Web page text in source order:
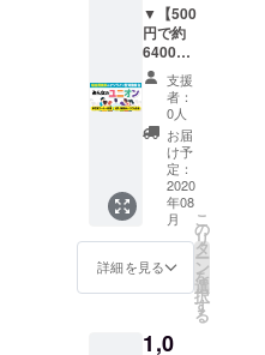
▼【500
円で約
6400人
に向け
て、あ
なたを
広報し
す！】
約6400
人の
フォロ
ワーが
いる
「みん
なのユ
ン」の
支援
者：
0人
お届
け予
定：
2020
年08
月
詳細を見る
こ
の
リ
タ
ー
ン
を
選
択
す
る
1,0